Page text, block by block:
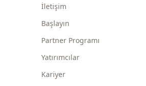
İletişim
Başlayın
Partner Programı
Yatırımcılar
Kariyer